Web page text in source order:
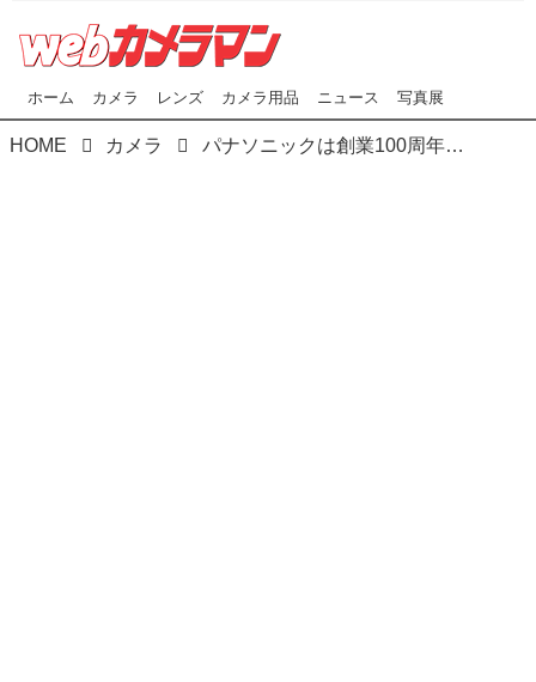
ホーム カメラ レンズ カメラ用品 ニュース 写真展
HOME カメラ パナソニックは創業100周年記念「CROSS-VALUE INNOVATION FORUM2018」でフルサイズミラーレス機「Sシリーズ」の今後の戦略を発表、さらに「Lマウント」協業３社が将来を語る！